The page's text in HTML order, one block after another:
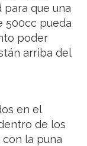
para que una
500cc pueda
poder
arriba del
en el
de los
la puna